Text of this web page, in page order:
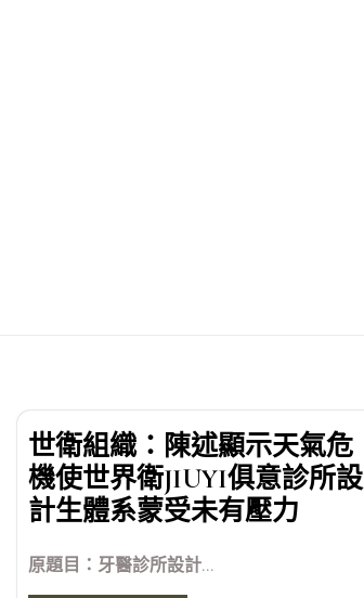
世衛組織：陳述顯示天氣危
機使世界衛JIUYI俱意診所設
計生體系蒙受未有壓力
原題目：牙醫診所設計...